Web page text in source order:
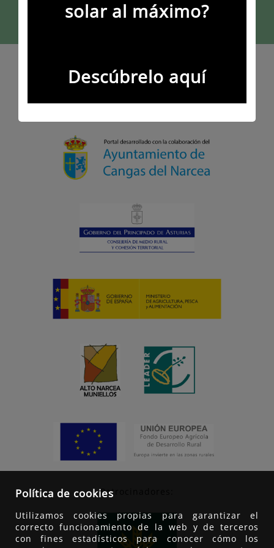
solar al máximo?
Descúbrelo aquí
Patrocinadores:
Política de cookies
Utilizamos cookies propias para garantizar el
correcto funcionamiento de la web y de terceros
con fines estadísticos para conocer cómo los